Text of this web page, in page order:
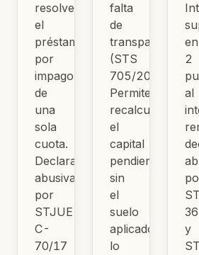
resolver
el
préstamo
por
impago
de
una
sola
cuota.
Declarada
abusiva
por
STJUE
C-
70/17
falta
de
transparencia
(STS
705/2015).
Permite
recalcular
el
capital
pendiente
sin
el
suelo
aplicado,
lo
en
2
al
y